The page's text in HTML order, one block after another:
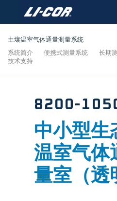
土壤温室气体通量测量系统
系统简介
便携式测量系统 长期
技术支持
8200-
中小型生
温室气体
量室（透